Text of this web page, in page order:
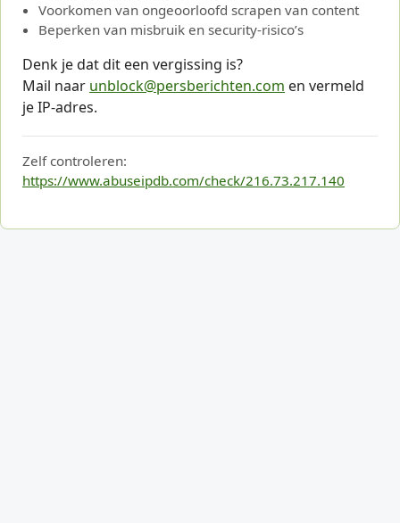
Voorkomen van ongeoorloofd scrapen van content
Beperken van misbruik en security-risico’s
Denk je dat dit een vergissing is?
Mail naar unblock@persberichten.com en vermeld
je IP-adres.
Zelf controleren:
https://www.abuseipdb.com/check/216.73.217.140